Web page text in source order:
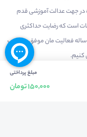
مبلغ پرداختی
150,000 تومان
در جهت عدالت آموزشی قدم
است که رضایت حداکثری
فعالیت مان موفق به کسب
کنیم.